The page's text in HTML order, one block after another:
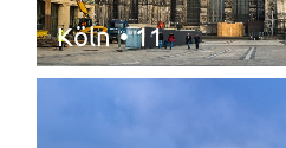
Köln • 11